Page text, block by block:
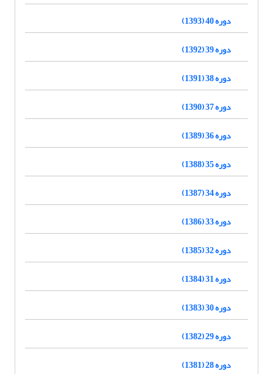
دوره 40 (1393)
دوره 39 (1392)
دوره 38 (1391)
دوره 37 (1390)
دوره 36 (1389)
دوره 35 (1388)
دوره 34 (1387)
دوره 33 (1386)
دوره 32 (1385)
دوره 31 (1384)
دوره 30 (1383)
دوره 29 (1382)
دوره 28 (1381)